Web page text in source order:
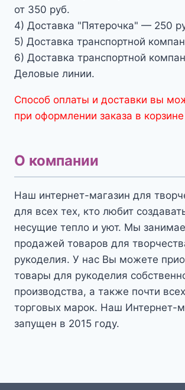
от 350 руб.
4) Доставка "Пятерочка" — 250
5) Доставка транспортной
6) Доставка транспортной
Деловые линии.
Способ оплаты и доставки вы
при оформлении заказа в
О компании
Наш интернет-магазин для
для всех тех, кто любит
несущие тепло и уют. Мы
продажей товаров для
рукоделия. У нас Вы можете
товары для рукоделия
производства, а также почти
торговых марок. Наш Интернет-
запущен в 2015 году.